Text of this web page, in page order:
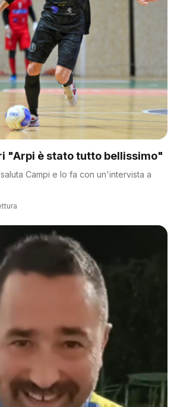
"Arpi è stato tutto bellissimo"
Campi e lo fa con un'intervista a